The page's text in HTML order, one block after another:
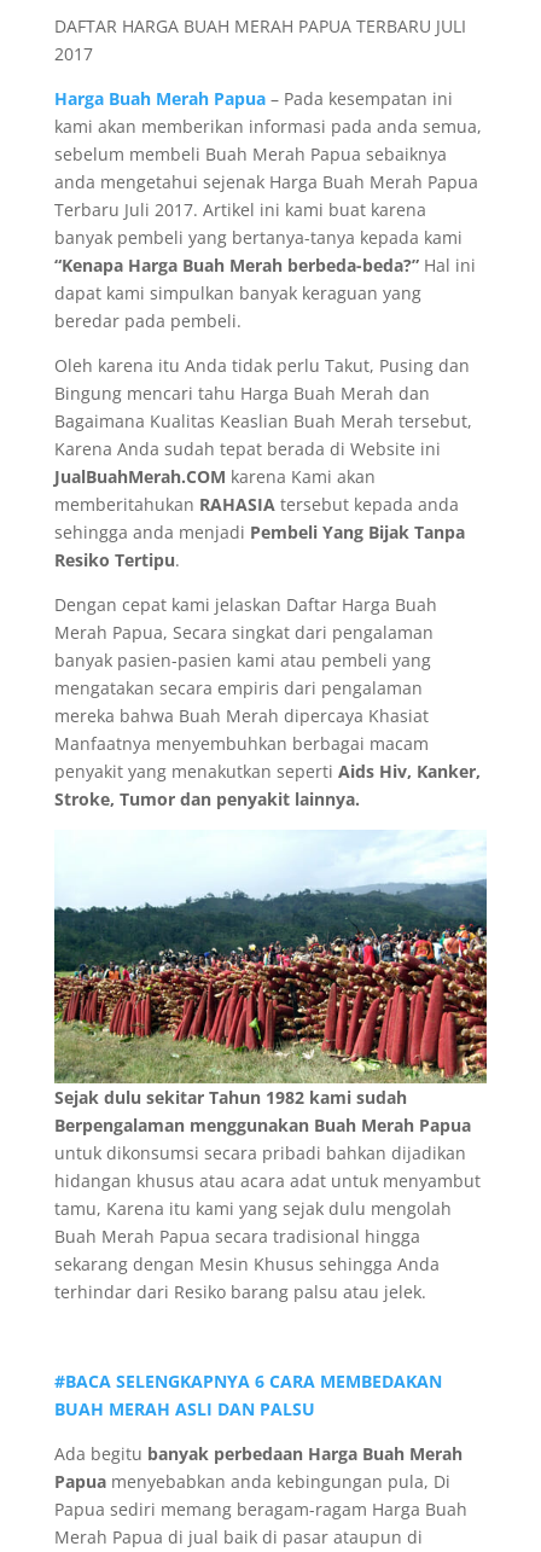
DAFTAR HARGA BUAH MERAH PAPUA TERBARU JULI
2017
Harga Buah Merah Papua– Pada kesempatan ini
kami akan memberikan informasi pada anda semua,
sebelum membeli Buah Merah Papua sebaiknya
anda mengetahui sejenak Harga Buah Merah Papua
Terbaru Juli 2017. Artikel ini kami buat karena
banyak pembeli yang bertanya-tanya kepada kami
“Kenapa Harga Buah Merah berbeda-beda?”Hal ini
dapat kami simpulkan banyak keraguan yang
beredar pada pembeli.
Oleh karena itu Anda tidak perlu Takut, Pusing dan
Bingung mencari tahu Harga Buah Merah dan
Bagaimana Kualitas Keaslian Buah Merah tersebut,
Karena Anda sudah tepat berada di Website ini
JualBuahMerah.COM karena Kami akan
memberitahukan RAHASIAtersebut kepada anda
sehingga anda menjadi Pembeli Yang Bijak Tanpa
Resiko Tertipu.
Dengan cepat kami jelaskan Daftar Harga Buah
Merah Papua, Secara singkat dari pengalaman
banyak pasien-pasien kami atau pembeli yang
mengatakan secara empiris dari pengalaman
mereka bahwa Buah Merah dipercaya Khasiat
Manfaatnya menyembuhkan berbagai macam
penyakit yang menakutkan seperti Aids Hiv, Kanker,
Stroke, Tumor dan penyakit lainnya.
Sejak dulu sekitar Tahun 1982 kami sudah
Berpengalaman menggunakan Buah Merah Papua
untuk dikonsumsi secara pribadi bahkan dijadikan
hidangan khusus atau acara adat untuk menyambut
tamu, Karena itu kami yang sejak dulu mengolah
Buah Merah Papua secara tradisional hingga
sekarang dengan Mesin Khusus sehingga Anda
terhindar dari Resiko barang palsu atau jelek.
#BACA SELENGKAPNYA 6 CARA MEMBEDAKAN
BUAH MERAH ASLI DAN PALSU
Ada begitu banyak perbedaan Harga Buah Merah
Papuamenyebabkan anda kebingungan pula, Di
Papua sediri memang beragam-ragam Harga Buah
Merah Papua di jual baik di pasar ataupun di